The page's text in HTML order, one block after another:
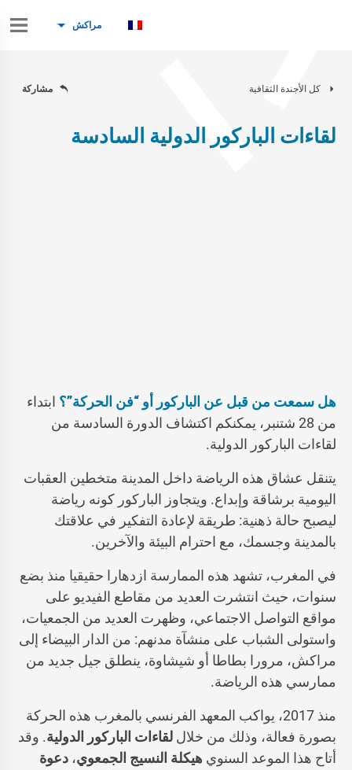
مراكش
كل الأجندة الثقافية مشاركة
لقاءات الباركور الدولية السادسة
هل سمعت من قبل عن الباركور أو “فن الحركة”؟ ابتداء
من 28 شتنبر، يمكنكم اكتشاف الدورة السادسة من
لقاءات الباركور الدولية.
يتنقل عشاق هذه الرياضة داخل المدينة متخطين العقبات
اليومية برشاقة وإبداع. ويتجاوز الباركور كونه رياضة
ليصبح حالة ذهنية: طريقة لإعادة التفكير في علاقتك
بالمدينة وجسمك، مع احترام البيئة والآخرين.
في المغرب، تشهد هذه الممارسة ازدهارا حقيقيا منذ بضع
سنوات، حيث انتشرت العديد من مقاطع الفيديو على
مواقع التواصل الاجتماعي، وظهرت العديد من الجمعيات،
واستولى الشباب على منشآة مدنهم: من الدار البيضاء إلى
مراكش، مرورا بطاطا أو شيشاوة، ينطلق جيل جديد من
ممارسي هذه الرياضة.
منذ 2017، يواكب المعهد الفرنسي بالمغرب هذه الحركة
بصورة فعالة، وذلك من خلال لقاءات الباركور الدولية. وقد
أتاح هذا الموعد السنوي هيكلة النسيج الجمعوي، دعوة